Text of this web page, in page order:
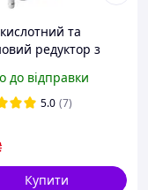
та
редуктор з
до відправки
5.0 (7)
Купити